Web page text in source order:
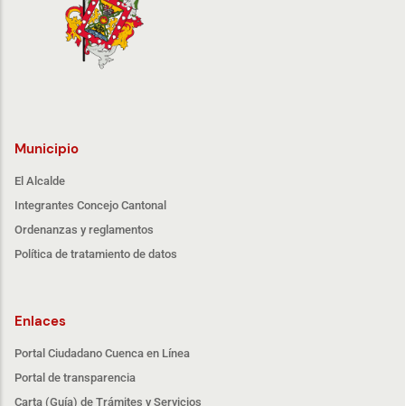
Municipio
El Alcalde
Integrantes Concejo Cantonal
Ordenanzas y reglamentos
Política de tratamiento de datos
Enlaces
Portal Ciudadano Cuenca en Línea
Portal de transparencia
Carta (Guía) de Trámites y Servicios